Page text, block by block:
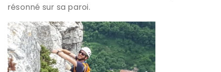
résonné sur sa paroi.